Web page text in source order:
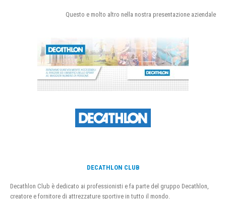
Questo e molto altro nella nostra presentazione aziendale
DECATHLON CLUB
Decathlon Club è dedicato ai professionisti e fa parte del gruppo Decathlon,
creatore e fornitore di attrezzature sportive in tutto il mondo.